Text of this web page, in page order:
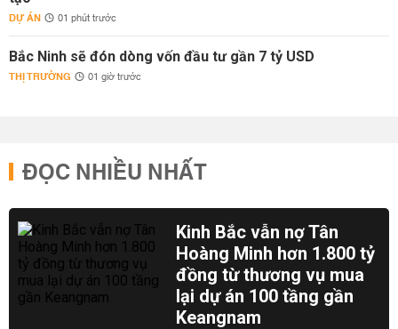
DỰ ÁN 01 phút trước
Bắc Ninh sẽ đón dòng vốn đầu tư gần 7 tỷ USD
THỊ TRƯỜNG 01 giờ trước
ĐỌC NHIỀU NHẤT
Kinh Bắc vẫn nợ Tân
Hoàng Minh hơn 1.800 tỷ
đồng từ thương vụ mua
lại dự án 100 tầng gần
Keangnam